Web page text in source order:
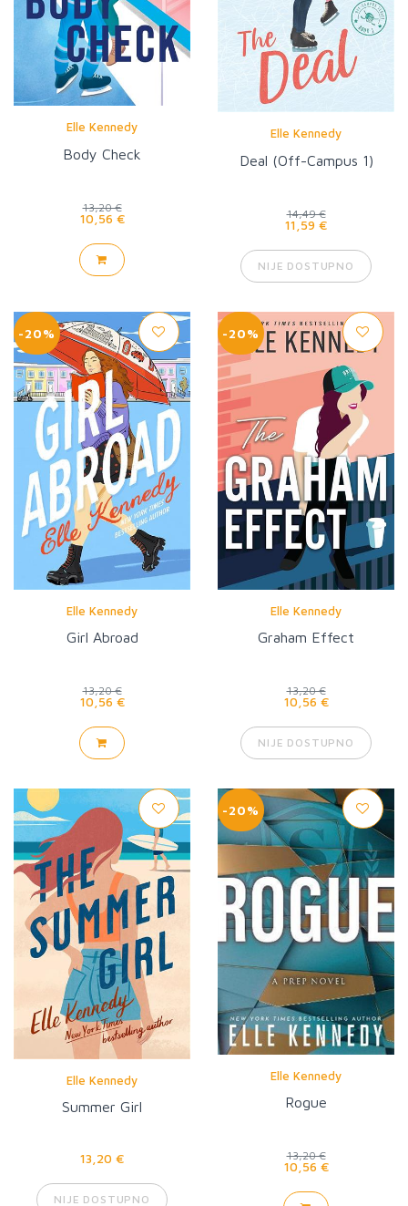
Elle Kennedy
Body Check
13,20 €
10,56 €
Elle Kennedy
Deal (Off-Campus 1)
14,49 €
11,59 €
NIJE DOSTUPNO
-20%
Elle Kennedy
Girl Abroad
13,20 €
10,56 €
-20%
Elle Kennedy
Graham Effect
13,20 €
10,56 €
NIJE DOSTUPNO
Elle Kennedy
Summer Girl
13,20 €
NIJE DOSTUPNO
-20%
Elle Kennedy
Rogue
13,20 €
10,56 €